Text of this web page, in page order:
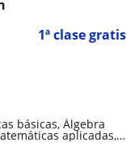
1ª clase gratis
básicas, Álgebra
aplicadas,
Trigonometría,